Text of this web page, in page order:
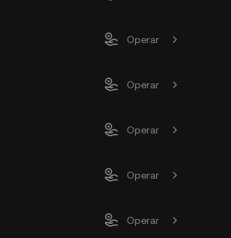
Operar
Operar
Operar
Operar
Operar